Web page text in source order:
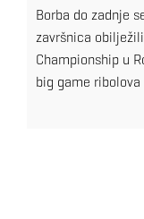
Borba do zadnje
završnica
Championship u
big game ribolova